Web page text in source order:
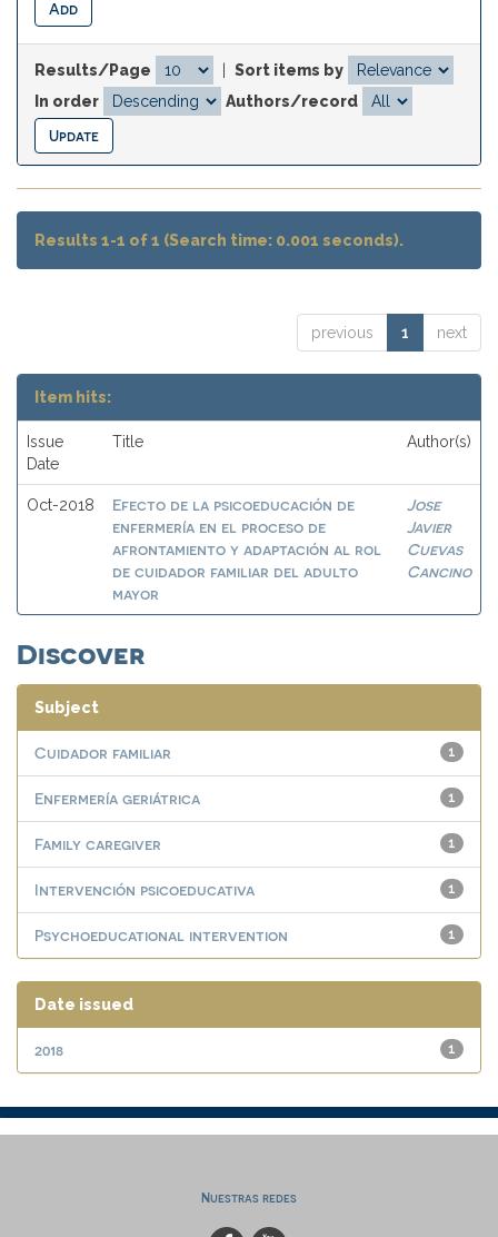
Results/Page
Sort items by
In order
Authors/record
Results 1-1 of 1 (Search time: 0.001 seconds).
previous 1 next
Item hits:
Issue
Date
Title Author(s)
Oct-2018
Efecto de la psicoeducación de
enfermería en el proceso de
afrontamiento y adaptación al rol
de cuidador familiar del adulto
mayor
Jose
Javier
Cuevas
Cancino
Discover
Subject
1
Cuidador familiar
1
Enfermería geriátrica
1
Family caregiver
1
Intervención psicoeducativa
1
Psychoeducational intervention
Date issued
1
2018
Nuestras redes